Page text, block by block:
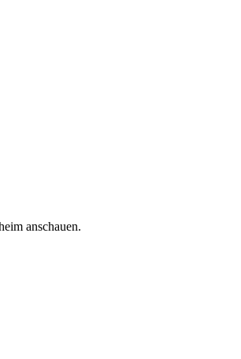
anschauen.